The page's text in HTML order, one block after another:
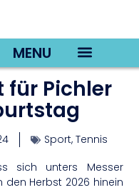
MENU
für Pichler
Sport, Tennis
sich unters Messer
Herbst 2026 hinein